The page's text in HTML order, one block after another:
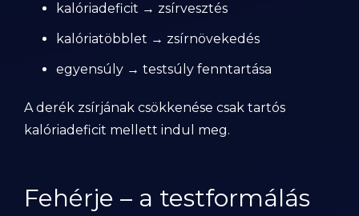
kalóriadeficit → zsírvesztés
kalóriatöbblet → zsírnövekedés
egyensúly → testsúly fenntartása
A derék zsírjának csökkenése csak tartós
kalóriadeficit mellett indul meg.
Fehérje – a testformálás